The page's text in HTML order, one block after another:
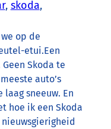
, skoda ,
op de
etui.Een
Skoda te
auto’s
sneeuw. En
hoe ik een Skoda